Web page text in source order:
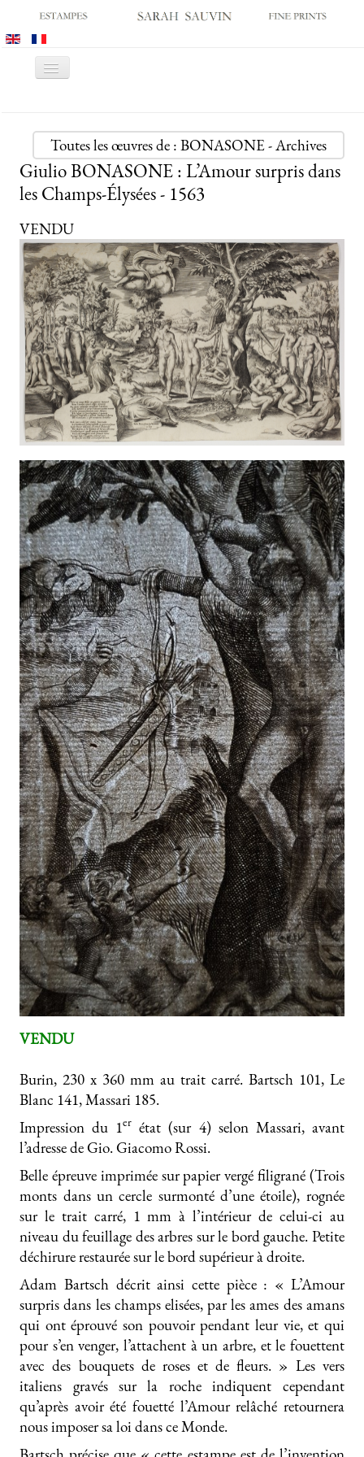
Basculer
GALERIE
SALONS
CATALOGUES
ESTAMPES ANCIENNES
ESTAMPES MODERNES
ARCHIVES
ACHATS DES MUSÉES
CONTACT
Toutes les œuvres de : BONASONE - Archives
Giulio BONASONE : L’Amour surpris dans
les Champs-Élysées - 1563
VENDU
VENDU
Burin, 230 x 360 mm au trait carré. Bartsch 101, Le
Blanc 141, Massari 185.
Impression du 1er état (sur 4) selon Massari, avant
l’adresse de Gio. Giacomo Rossi.
Belle épreuve imprimée sur papier vergé filigrané (Trois
monts dans un cercle surmonté d’une étoile), rognée
sur le trait carré, 1 mm à l’intérieur de celui-ci au
niveau du feuillage des arbres sur le bord gauche. Petite
déchirure restaurée sur le bord supérieur à droite.
Adam Bartsch décrit ainsi cette pièce : « L’Amour
surpris dans les champs elisées, par les ames des amans
qui ont éprouvé son pouvoir pendant leur vie, et qui
pour s’en venger, l’attachent à un arbre, et le fouettent
avec des bouquets de roses et de fleurs. » Les vers
italiens gravés sur la roche indiquent cependant
qu’après avoir été fouetté l’Amour relâché retournera
nous imposer sa loi dans ce Monde.